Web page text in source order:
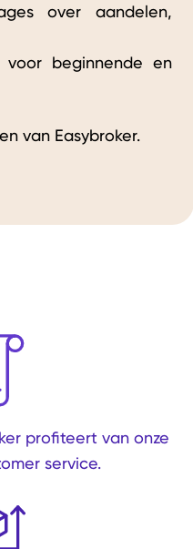
over aandelen,
voor beginnende en
van Easybroker.
profiteert van onze
service.